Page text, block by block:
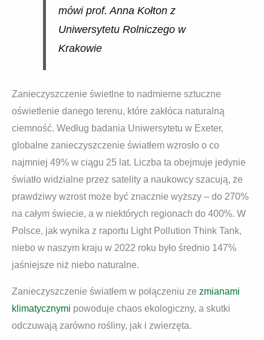
mówi prof. Anna Kołton z
Uniwersytetu Rolniczego w
Krakowie
Zanieczyszczenie świetlne to nadmierne sztuczne
oświetlenie danego terenu, które zakłóca naturalną
ciemność. Według badania Uniwersytetu w Exeter,
globalne zanieczyszczenie światłem wzrosło o co
najmniej 49% w ciągu 25 lat. Liczba ta obejmuje jedynie
światło widzialne przez satelity a naukowcy szacują, że
prawdziwy wzrost może być znacznie wyższy – do 270%
na całym świecie, a w niektórych regionach do 400%. W
Polsce, jak wynika z raportu Light Pollution Think Tank,
niebo w naszym kraju w 2022 roku było średnio 147%
jaśniejsze niż niebo naturalne.
Zanieczyszczenie światłem w połączeniu ze zmianami
klimatycznymi powoduje chaos ekologiczny, a skutki
odczuwają zarówno rośliny, jak i zwierzęta.